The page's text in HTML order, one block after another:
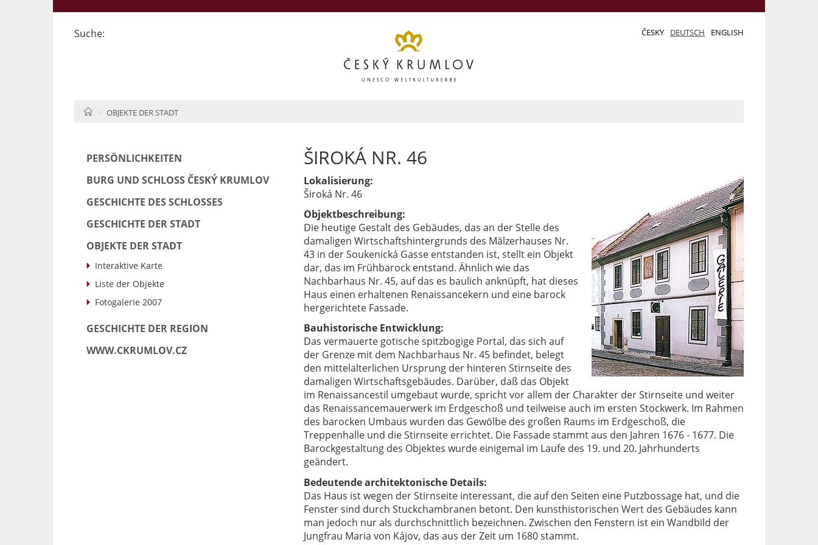
Suche: ČESKY DEUTSCH ENGLISH
HOMEOBJEKTE DER STADT
PERSÖNLICHKEITEN
BURG UND SCHLOSS ČESKÝ KRUMLOV
GESCHICHTE DES SCHLOSSES
GESCHICHTE DER STADT
OBJEKTE DER STADT
Interaktive Karte
Liste der Objekte
Fotogalerie 2007
GESCHICHTE DER REGION
WWW.CKRUMLOV.CZ
ŠIROKÁ NR. 46
Lokalisierung:
Široká Nr. 46
Objektbeschreibung:
Die heutige Gestalt des Gebäudes, das an der Stelle des
damaligen Wirtschaftshintergrunds des Mälzerhauses Nr.
43 in der Soukenická Gasse entstanden ist, stellt ein Objekt
dar, das im Frühbarock entstand. Ähnlich wie das
Nachbarhaus Nr. 45, auf das es baulich anknüpft, hat dieses
Haus einen erhaltenen Renaissancekern und eine barock
hergerichtete Fassade.
Bauhistorische Entwicklung:
Das vermauerte gotische spitzbogige Portal, das sich auf
der Grenze mit dem Nachbarhaus Nr. 45 befindet, belegt
den mittelalterlichen Ursprung der hinteren Stirnseite des
damaligen Wirtschaftsgebäudes. Darüber, daß das Objekt
im Renaissancestil umgebaut wurde, spricht vor allem der Charakter der Stirnseite und weiter
das Renaissancemauerwerk im Erdgeschoß und teilweise auch im ersten Stockwerk. Im Rahmen
des barocken Umbaus wurden das Gewölbe des großen Raums im Erdgeschoß, die
Treppenhalle und die Stirnseite errichtet. Die Fassade stammt aus den Jahren 1676 - 1677. Die
Barockgestaltung des Objektes wurde einigemal im Laufe des 19. und 20. Jahrhunderts
geändert.
Bedeutende architektonische Details:
Das Haus ist wegen der Stirnseite interessant, die auf den Seiten eine Putzbossage hat, und die
Fenster sind durch Stuckchambranen betont. Den kunsthistorischen Wert des Gebäudes kann
man jedoch nur als durchschnittlich bezeichnen. Zwischen den Fenstern ist ein Wandbild der
Jungfrau Maria von Kájov, das aus der Zeit um 1680 stammt.